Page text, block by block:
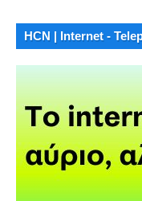
HCN | Internet -